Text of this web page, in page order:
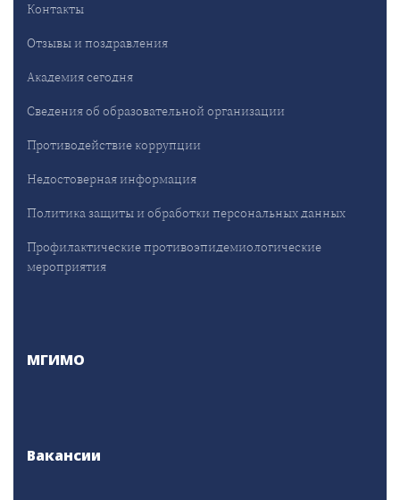
Контакты
Отзывы и поздравления
Академия сегодня
Сведения об образовательной организации
Противодействие коррупции
Недостоверная информация
Политика защиты и обработки персональных данных
Профилактические противоэпидемиологические
мероприятия
МГИМО
Вакансии